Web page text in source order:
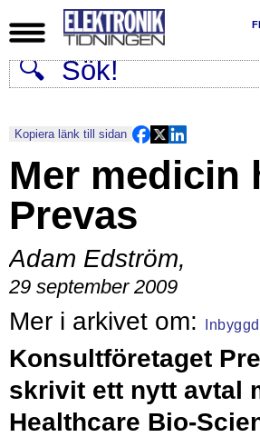
Kopiera länk till sidan
Mer medicin
Prevas
Adam Edström,
29 september 2009
Konsultföretaget
skrivit ett nytt avtal
Healthcare Bio-